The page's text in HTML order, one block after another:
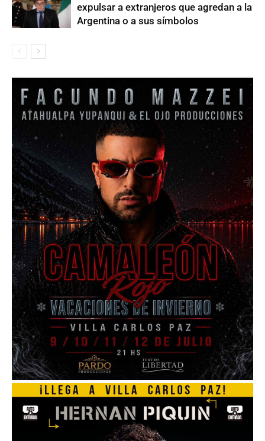
expulsar a extranjeros que agredan a la
Argentina o a sus símbolos